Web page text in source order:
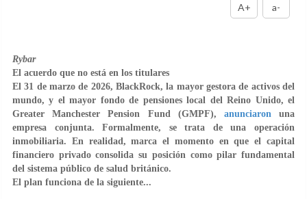
A+ a-
Rybar
El acuerdo que no está en los titulares
El 31 de marzo de 2026, BlackRock, la mayor gestora de activos del
mundo, y el mayor fondo de pensiones local del Reino Unido, el
Greater Manchester Pension Fund (GMPF), anunciaron una
empresa conjunta. Formalmente, se trata de una operación
inmobiliaria. En realidad, marca el momento en que el capital
financiero privado consolida su posición como pilar fundamental
del sistema público de salud británico.
El plan funciona de la siguiente...